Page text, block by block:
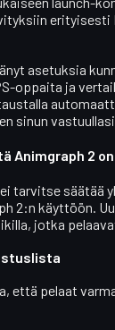
erityisesti
asetuksia
oppaita ja
sinun
Animgraph 2
ei tarvitse säätää
2:n käyttöön.
jotka
että pelaat